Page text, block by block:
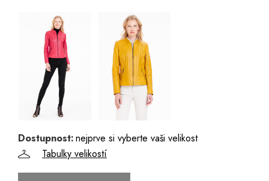
34 - Poslední 3 kusy
36
38
40
42
Dostupnost:nejprve si vyberte vaši velikost
Tabulky velikostí